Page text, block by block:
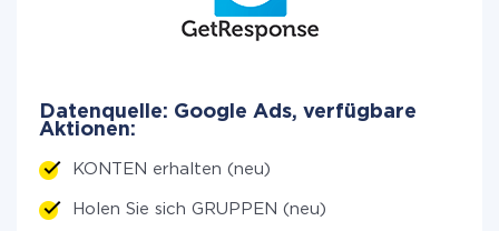
Datenquelle: Google Ads, verfügbare
Aktionen:
KONTEN erhalten (neu)
Holen Sie sich GRUPPEN (neu)